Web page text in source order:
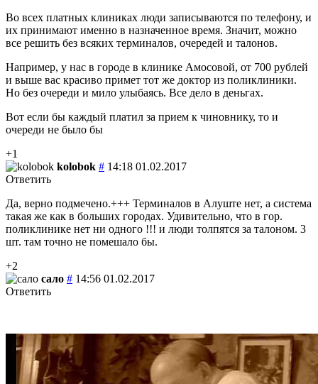
Во всех платных клиниках люди записываются по телефону, и
их принимают именно в назначенное время. Значит, можно
все решить без всяких терминалов, очередей и талонов.
Например, у нас в городе в клинике Амосовой, от 700 рублей
и выше вас красиво примет тот же доктор из поликлиники.
Но без очереди и мило улыбаясь. Все дело в деньгах.
Вот если бы каждый платил за прием к чиновнику, то и
очереди не было бы
+1
kolobok # 14:18 01.02.2017
Ответить
Да, верно подмечено.+++ Терминалов в Алуште нет, а система
такая же как в больших городах. Удивительно, что в гор.
поликлинике нет ни одного !!! и люди толпятся за талоном. 3
шт. там точно не помешало бы.
+2
сало # 14:56 01.02.2017
Ответить